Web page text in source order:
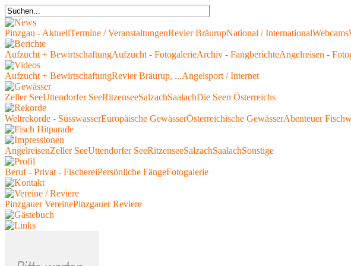
Pinzgau - AktuellTermine / VeranstaltungenRevier BräurupNational / InternationalWebcams
Aufzucht + BewirtschaftungAufzucht - FotogalerieArchiv - FangberichteAngelreisen -
Aufzucht + BewirtschaftungRevier Bräurup, ...Angelsport / Internet
Zeller SeeUttendorfer SeeRitzenseeSalzachSaalachDie Seen Österreichs
Weltrekorde - SüsswasserEuropäische GewässerÖsterreichische GewässerAbenteuer
AngelreisenZeller SeeUttendorfer SeeRitzenseeSalzachSaalachSonstige
Beruf - Privat - FischereiPersönliche FängeFotogalerie
Pinzgauer VereinePinzgauer Reviere